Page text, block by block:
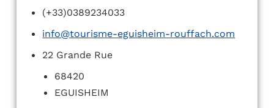
(+33)0389234033
info@tourisme-eguisheim-rouffach.com
22 Grande Rue
68420
EGUISHEIM